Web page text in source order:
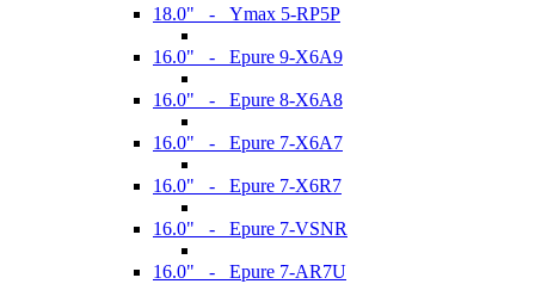
18.0" - Ymax 5-RP5P
16.0" - Epure 9-X6A9
16.0" - Epure 8-X6A8
16.0" - Epure 7-X6A7
16.0" - Epure 7-X6R7
16.0" - Epure 7-VSNR
16.0" - Epure 7-AR7U